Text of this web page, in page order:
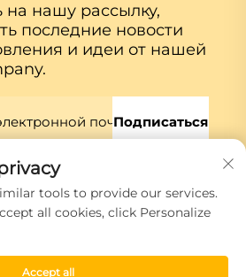
нашу рассылку,
последние новости
и идеи от нашей
Подписаться
Globe Machine Co.,ltd.
tools to provide our services.
all cookies, click Personalize
Accept all